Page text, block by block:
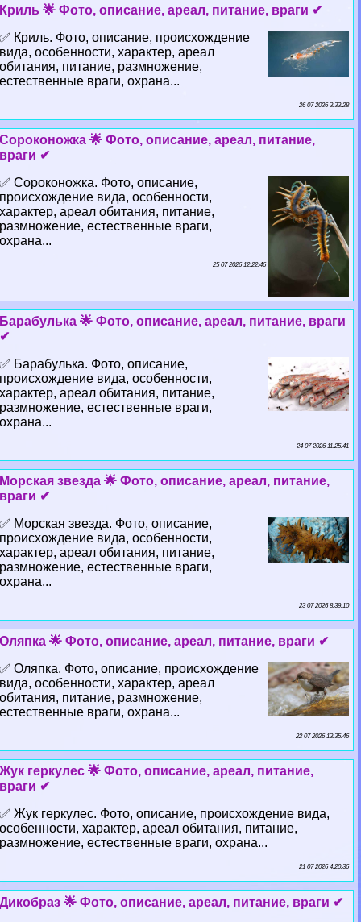
Криль 🌟 Фото, описание, ареал, питание, враги ✔
✅ Криль. Фото, описание, происхождение
вида, особенности, хаpaктер, ареал
обитания, питание, размножение,
естественные враги, охрана...
26 07 2026 3:33:28
Сороконожка 🌟 Фото, описание, ареал, питание,
враги ✔
✅ Сороконожка. Фото, описание,
происхождение вида, особенности,
хаpaктер, ареал обитания, питание,
размножение, естественные враги,
охрана...
25 07 2026 12:22:46
Баpaбулька 🌟 Фото, описание, ареал, питание, враги
✔
✅ Баpaбулька. Фото, описание,
происхождение вида, особенности,
хаpaктер, ареал обитания, питание,
размножение, естественные враги,
охрана...
24 07 2026 11:25:41
Морская звезда 🌟 Фото, описание, ареал, питание,
враги ✔
✅ Морская звезда. Фото, описание,
происхождение вида, особенности,
хаpaктер, ареал обитания, питание,
размножение, естественные враги,
охрана...
23 07 2026 8:39:10
Оляпка 🌟 Фото, описание, ареал, питание, враги ✔
✅ Оляпка. Фото, описание, происхождение
вида, особенности, хаpaктер, ареал
обитания, питание, размножение,
естественные враги, охрана...
22 07 2026 13:35:46
Жук геркулес 🌟 Фото, описание, ареал, питание,
враги ✔
✅ Жук геркулес. Фото, описание, происхождение вида,
особенности, хаpaктер, ареал обитания, питание,
размножение, естественные враги, охрана...
21 07 2026 4:20:36
Дикобраз 🌟 Фото, описание, ареал, питание, враги ✔